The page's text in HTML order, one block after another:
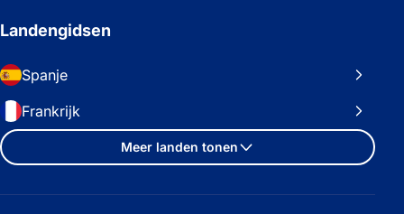
Landengidsen
Spanje
Frankrijk
Meer landen tonen